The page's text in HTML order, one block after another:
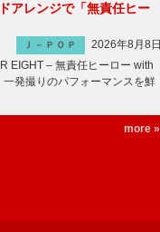
アレンジで「無責任ヒー
Ｊ－ＰＯＰ
2026年8月8日
EIGHT – 無責任ヒーロー with
発撮りのパフォーマンスを鮮
more »